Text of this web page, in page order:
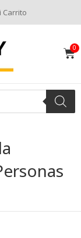
Carrito